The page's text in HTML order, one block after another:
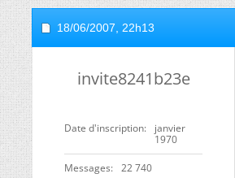
18/06/2007, 22h13
invite8241b23e
Date d'inscription
janvier
1970
Messages 22 740